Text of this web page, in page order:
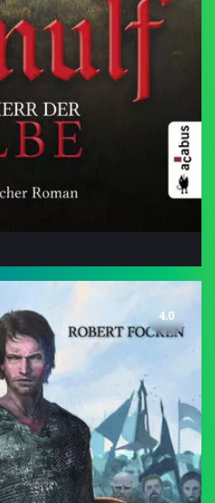
4.0